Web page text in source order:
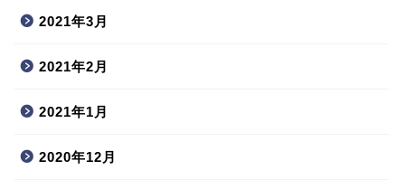
2021年3月
2021年2月
2021年1月
2020年12月